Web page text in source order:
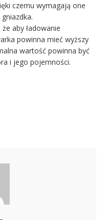
czemu wymagają one
aby ładowanie
powinna mieć wyższy
wartość powinna być
i jego pojemności.